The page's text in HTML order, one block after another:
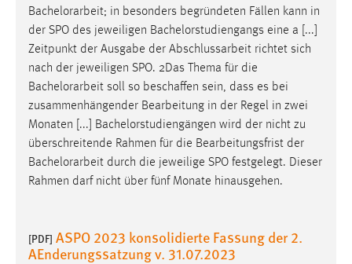
Bachelorarbeit; in besonders begründeten Fällen kann in
der SPO des jeweiligen Bachelorstudiengangs eine a [...]
Zeitpunkt der Ausgabe der Abschlussarbeit richtet sich
nach der jeweiligen SPO. 2Das Thema für die
Bachelorarbeit soll so beschaffen sein, dass es bei
zusammenhängender Bearbeitung in der Regel in zwei
Monaten [...] Bachelorstudiengängen wird der nicht zu
überschreitende Rahmen für die Bearbeitungsfrist der
Bachelorarbeit durch die jeweilige SPO festgelegt. Dieser
Rahmen darf nicht über fünf Monate hinausgehen.
[PDF] ASPO 2023 konsolidierte Fassung der 2.
AEnderungssatzung v. 31.07.2023